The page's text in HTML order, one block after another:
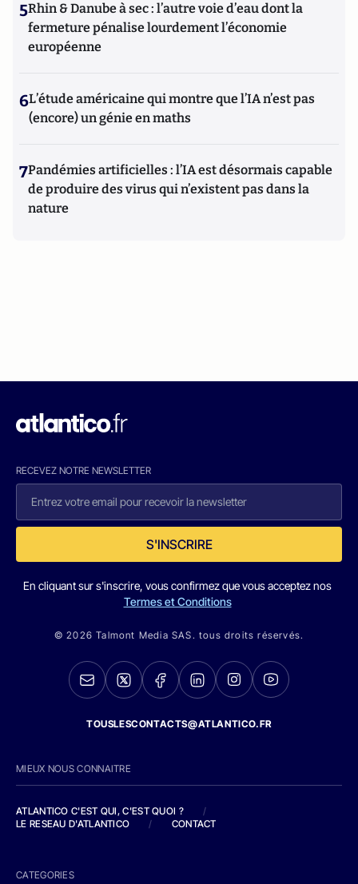
5Rhin & Danube à sec : l’autre voie d’eau dont la
fermeture pénalise lourdement l’économie
européenne
6L’étude américaine qui montre que l’IA n’est pas
(encore) un génie en maths
7Pandémies artificielles : l’IA est désormais capable
de produire des virus qui n’existent pas dans la
nature
RECEVEZ NOTRE NEWSLETTER
S'INSCRIRE
En cliquant sur s'inscrire, vous confirmez que vous acceptez nos
Termes et Conditions
© 2026 Talmont Media SAS. tous droits réservés.
TOUSLESCONTACTS@ATLANTICO.FR
MIEUX NOUS CONNAITRE
ATLANTICO C'EST QUI, C'EST QUOI ?
/
LE RESEAU D'ATLANTICO
/ CONTACT
CATEGORIES